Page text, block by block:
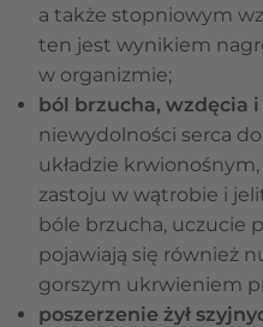
a także stopniowym
ten jest wynikiem
w organizmie;
ból brzucha, wzdęcia
niewydolności serca
układzie
zastoju w wątrobie i
bóle brzucha, uczucie
pojawiają się również
gorszym ukrwieniem
poszerzenie żył